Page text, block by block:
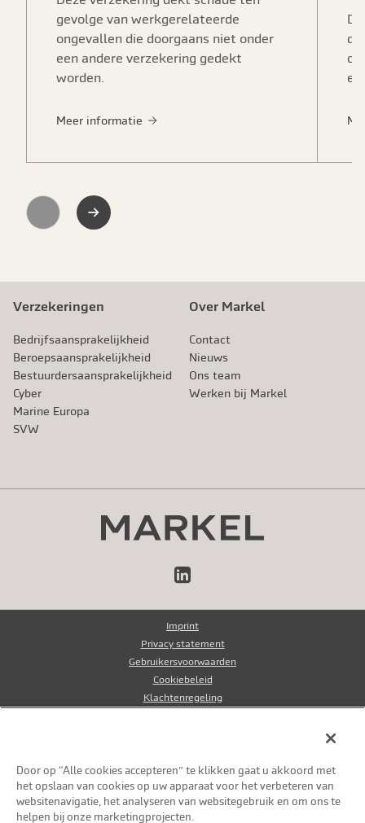
gevolge van werkgerelateerde
ongevallen die doorgaans niet onder
een andere verzekering gedekt
worden.
Meer informatie
Previous Next
Verzekeringen
Bedrijfsaansprakelijkheid
Beroeps­aansprakelijkheid
Bestuurdersaansprakelijkheid
Cyber
Marine Europa
SVW
Over Markel
Contact
Nieuws
Ons team
Werken bij Markel
LinkedIn
Imprint
Privacy statement
Gebruikersvoorwaarden
Cookiebeleid
Klachtenregeling
© Markel Group Inc. Alle rechten voorbehouden 2026
Door op “Alle cookies accepteren” te klikken gaat u akkoord met
het opslaan van cookies op uw apparaat voor het verbeteren van
websitenavigatie, het analyseren van websitegebruik en om ons te
helpen bij onze marketingprojecten.